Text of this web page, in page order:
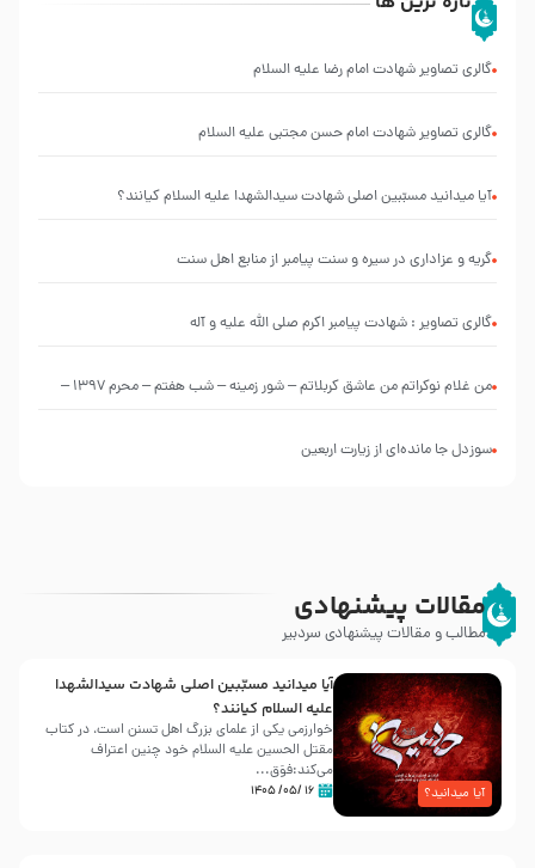
گالری تصاویر شهادت امام رضا علیه السلام
گالری تصاویر شهادت امام حسن مجتبی علیه السلام
آیا میدانید مسبّبین اصلی شهادت سیدالشهدا علیه ‌السلام کیانند؟
گریه و عزاداری در سیره و سنت پیامبر از منابع اهل سنت
گالری تصاویر : شهادت پیامبر اکرم صلی الله علیه و آله
من غلام نوکراتم من عاشق کربلاتم – شور زمینه – شب هفتم – محرم 1397 –
سوزدل جا مانده‌ای از زیارت اربعین
مقالات پیشنهادی
مطالب و مقالات پیشنهادی سردبیر
آیا میدانید؟
آیا میدانید مسبّبین اصلی شهادت سیدالشهدا
علیه ‌السلام کیانند؟
خوارزمی یکی از علمای بزرگ اهل تسنن است، در کتاب
مقتل الحسین علیه ‌السلام خود چنین اعتراف
می‌کند:فوَق...
۱۶ /۰۵/ ۱۴۰۵